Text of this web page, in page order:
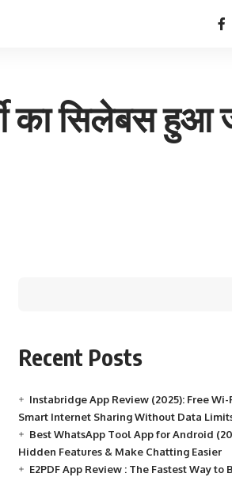
का सिलेबस हुआ
Recent Posts
Instabridge App Review (2025): Free Wi-
Smart Internet Sharing Without Data
Best WhatsApp Tool App for Android
Hidden Features & Make Chatting Easier
E2PDF App Review : The Fastest Way to